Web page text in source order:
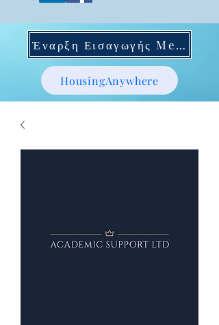
Έναρξη Εισαγωγής Mentoring
HousingAnywhere